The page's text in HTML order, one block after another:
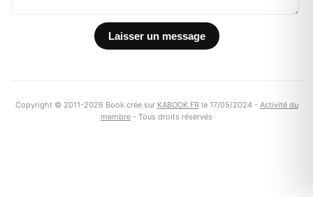
Copyright © 2011-2026 Book crée sur KABOOK.FRle 17/05/2024 - Activité du
membre - Tous droits réservés